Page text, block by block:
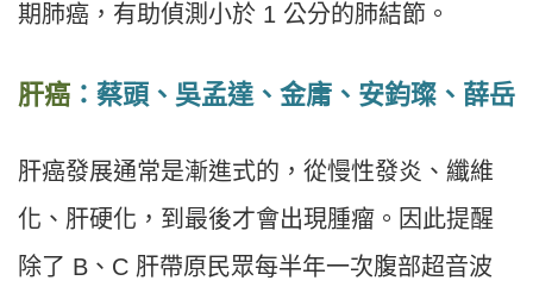
期肺癌，有助偵測小於 1 公分的肺結節。
肝癌 ：蔡頭、吳孟達、金庸、安鈞璨、薛岳
肝癌發展通常是漸進式的，從慢性發炎、纖維
化、肝硬化，到最後才會出現腫瘤。因此提醒
除了 B、C 肝帶原民眾每半年一次腹部超音波